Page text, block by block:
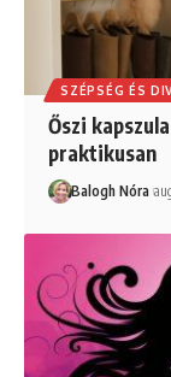
SZÉPSÉG ÉS
Őszi
praktikusan
Balogh Nóra